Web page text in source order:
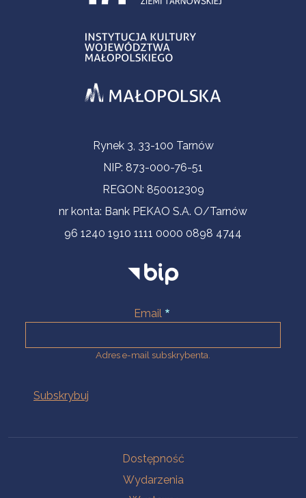
Informacje kontaktoweRynek 3, 33-100 Tarnów
NIP: 873-000-76-51
REGON: 850012309
nr konta: Bank PEKAO S.A. O/Tarnów
96 1240 1910 1111 0000 0898 4744
Email
Adres e-mail subskrybenta.
Dostępność
Wydarzenia